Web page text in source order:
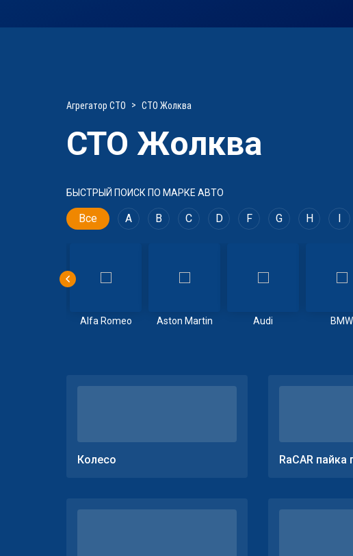
Агрегатор СТО СТО Жолква
СТО Жолква
БЫСТРЫЙ ПОИСК ПО МАРКЕ АВТО
Все A B C D F G H I
Alfa Romeo Aston Martin Audi BMW
Колесо RaCAR пайка